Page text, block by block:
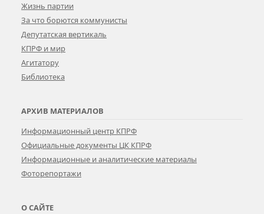
Жизнь партии
За что борются коммунисты
Депутатская вертикаль
КПРФ и мир
Агитатору
Библиотека
АРХИВ МАТЕРИАЛОВ
Информационный центр КПРФ
Официальные документы ЦК КПРФ
Информационные и аналитические материалы
Фоторепортажи
О САЙТЕ